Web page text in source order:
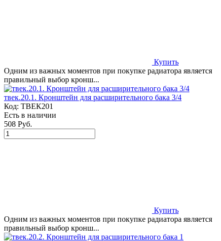
Купить
Одним из важных моментов при покупке радиатора является
правильный выбор кронш...
твек.20.1. Кронштейн для расширительного бака 3/4
Код: ТВЕК201
Есть в наличии
508 Руб.
Купить
Одним из важных моментов при покупке радиатора является
правильный выбор кронш...